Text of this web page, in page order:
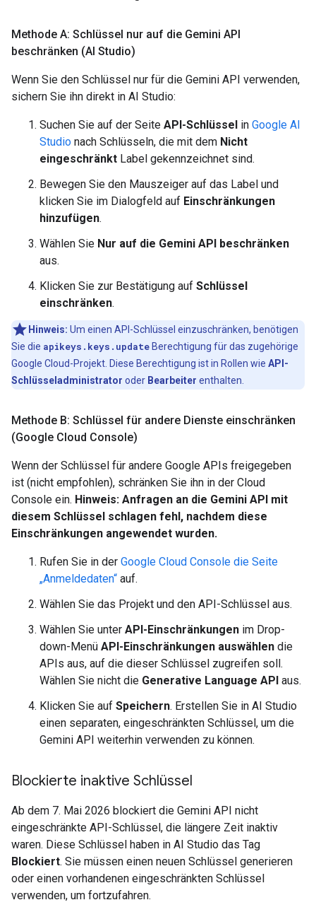
Methode A: Schlüssel nur auf die Gemini API
beschränken (AI Studio)
Wenn Sie den Schlüssel nur für die Gemini API verwenden,
sichern Sie ihn direkt in AI Studio:
Suchen Sie auf der Seite API-Schlüssel in Google AI
Studio nach Schlüsseln, die mit dem Nicht
eingeschränkt Label gekennzeichnet sind.
Bewegen Sie den Mauszeiger auf das Label und
klicken Sie im Dialogfeld auf Einschränkungen
hinzufügen.
Wählen Sie Nur auf die Gemini API beschränken
aus.
Klicken Sie zur Bestätigung auf Schlüssel
einschränken.
Hinweis: Um einen API-Schlüssel einzuschränken, benötigen
Sie die apikeys.keys.update Berechtigung für das zugehörige
Google Cloud-Projekt. Diese Berechtigung ist in Rollen wie API-
Schlüsseladministrator oder Bearbeiter enthalten.
Methode B: Schlüssel für andere Dienste einschränken
(Google Cloud Console)
Wenn der Schlüssel für andere Google APIs freigegeben
ist (nicht empfohlen), schränken Sie ihn in der Cloud
Console ein. Hinweis: Anfragen an die Gemini API mit
diesem Schlüssel schlagen fehl, nachdem diese
Einschränkungen angewendet wurden.
Rufen Sie in der Google Cloud Console die Seite
„Anmeldedaten“ auf.
Wählen Sie das Projekt und den API-Schlüssel aus.
Wählen Sie unter API-Einschränkungen im Drop-
down-Menü API-Einschränkungen auswählen die
APIs aus, auf die dieser Schlüssel zugreifen soll.
Wählen Sie nicht die Generative Language API aus.
Klicken Sie auf Speichern. Erstellen Sie in AI Studio
einen separaten, eingeschränkten Schlüssel, um die
Gemini API weiterhin verwenden zu können.
Blockierte inaktive Schlüssel
Ab dem 7. Mai 2026 blockiert die Gemini API nicht
eingeschränkte API-Schlüssel, die längere Zeit inaktiv
waren. Diese Schlüssel haben in AI Studio das Tag
Blockiert. Sie müssen einen neuen Schlüssel generieren
oder einen vorhandenen eingeschränkten Schlüssel
verwenden, um fortzufahren.